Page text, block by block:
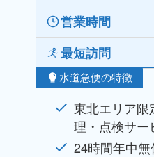
営業時間
最短訪問
水道急便の特徴
東北エリア限
理・点検サー
24時間年中